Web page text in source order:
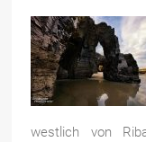
westlich von